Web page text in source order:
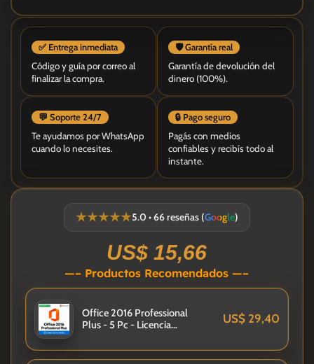
✅ Entrega inmediata
Código y guía por correo al
finalizar la compra.
🛡️ Garantía real
Garantía de devolución del
dinero (100%).
💬 Soporte 24/7
Te ayudamos por WhatsApp
cuando lo necesites.
🔒 Pago seguro
Pagás con medios
confiables y recibís todo al
instante.
★★★★★5.0 • 66 reseñas (Google)
US$ 15,66
—– Productos Recomendados —–
Office 2016 Professional
Plus - 5 Pc - Licencia
US$29,40